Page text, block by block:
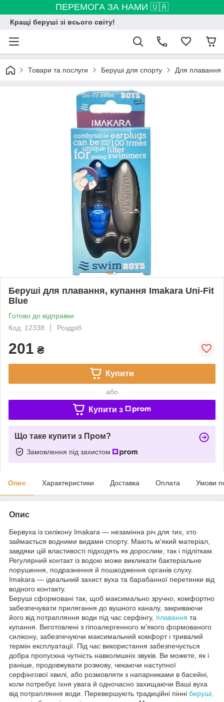
ПЕРЕМОГА ЗА НАМИ 🇺🇦
Кращі беруші зі всього світу!
Товари та послуги Беруші для спорту Для плавання
Беруші для плавання, купання Imakara Uni-Fit
Blue
Готово до відправки
Код: 12338
Роздріб
201 ₴
Купити
або
Купити з
Що таке купити з Пром?
Замовлення під захистом
Опис Характеристики Доставка Оплата Умови
Опис
Бервуха із силікону Imakara — незамінна річ для тих, хто
займається водними видами спорту. Мають м'який матеріал,
завдяки цій властивості підходять як дорослим, так і підліткам.
Регулярний контакт із водою може викликати бактеріальне
порушення, подразнення й пошкодження органів слуху.
Imakara — ідеальний захист вуха та барабанної перетинки від
водного контакту.
Беруші сформовані так, щоб максимально зручно, комфортно
забезпечувати прилягання до вушного каналу, закриваючи
його від потрапляння води під час серфінгу, плавання та
купання. Виготовлені з гіпоалергенного м'якого формованого
силікону, забезпечуючи максимальний комфорт і тривалий
термін експлуатації. Під час використання забезпечується
добра пропускна чутність навколишніх звуків. Ви можете, як і
раніше, продовжувати розмову, чекаючи наступної
серфінгової хвилі, або розмовляти з напарниками в басейні,
коли потребує їхня увага й одночасно захищаючи Ваші вуха
від потрапляння води. Перевершують традиційні пінні беруші,